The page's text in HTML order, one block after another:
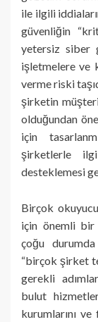
ile ilgili
güvenliğin
yetersiz siber
işletmelere ve
verme riski
şirketin
olduğundan
için
şirketlerle
desteklemesi
Birçok
için önemli
çoğu
“birçok şirket
gerekli
bulut
kurumlarını